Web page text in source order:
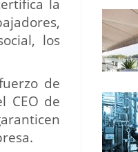
la
los
de
CEO de